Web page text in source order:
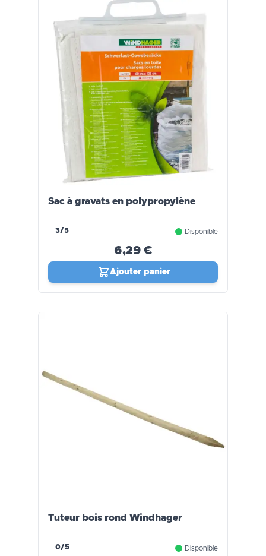
Sac à gravats en polypropylène
3/5 Disponible
6,29 €
Ajouter panier
Tuteur bois rond Windhager
0/5 Disponible